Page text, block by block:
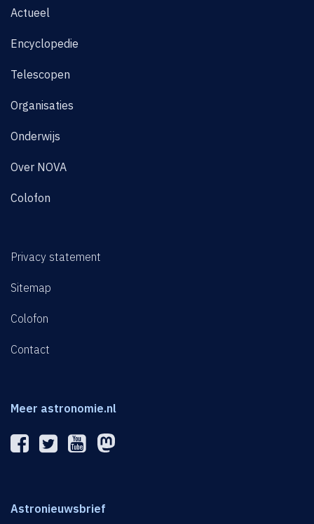
Actueel
Encyclopedie
Telescopen
Organisaties
Onderwijs
Over NOVA
Colofon
Privacy statement
Sitemap
Colofon
Contact
Meer astronomie.nl
Astronieuwsbrief